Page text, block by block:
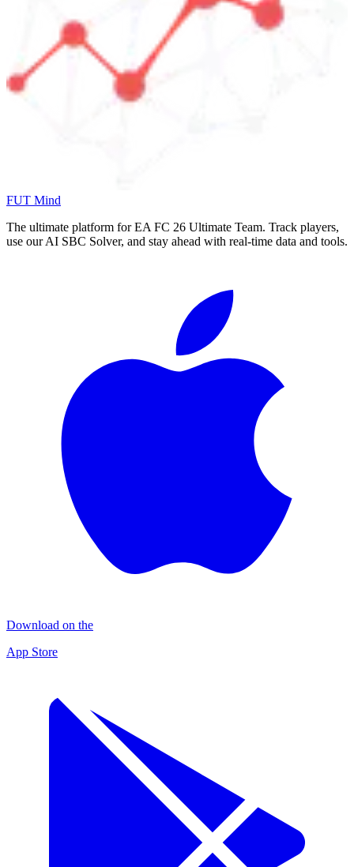
FUT Mind
The ultimate platform for EA FC 26 Ultimate Team. Track players,
use our AI SBC Solver, and stay ahead with real-time data and tools.
Download on the
App Store